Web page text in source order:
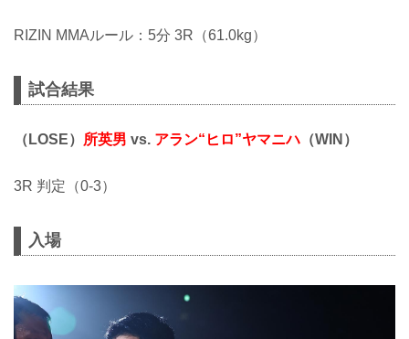
RIZIN MMAルール：5分 3R（61.0kg）
試合結果
（LOSE） 所英男 vs. アラン“ヒロ”ヤマニハ （WIN）
3R 判定（0-3）
入場